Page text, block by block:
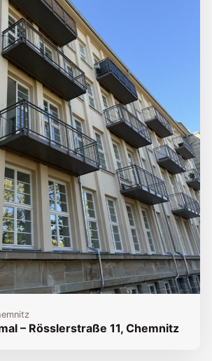
– Rösslerstraße 11, Chemnitz